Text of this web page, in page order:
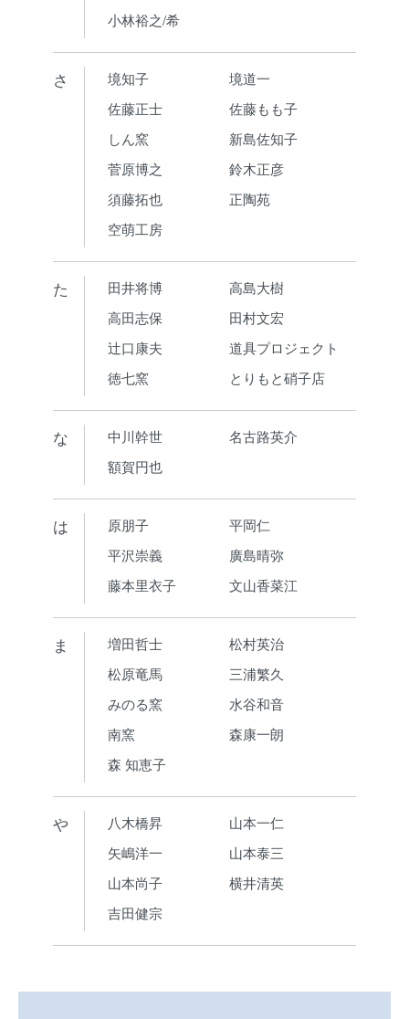
小林裕之/希
さ 境知子
境道一
佐藤正士
佐藤もも子
しん窯
新島佐知子
菅原博之
鈴木正彦
須藤拓也
正陶苑
空萌工房
た 田井将博
高島大樹
高田志保
田村文宏
辻口康夫
道具プロジェクト
徳七窯
とりもと硝子店
な 中川幹世
名古路英介
額賀円也
は 原朋子
平岡仁
平沢崇義
廣島晴弥
藤本里衣子
文山香菜江
ま 増田哲士
松村英治
松原竜馬
三浦繁久
みのる窯
水谷和音
南窯
森康一朗
森 知恵子
や 八木橋昇
山本一仁
矢嶋洋一
山本泰三
山本尚子
横井清英
吉田健宗